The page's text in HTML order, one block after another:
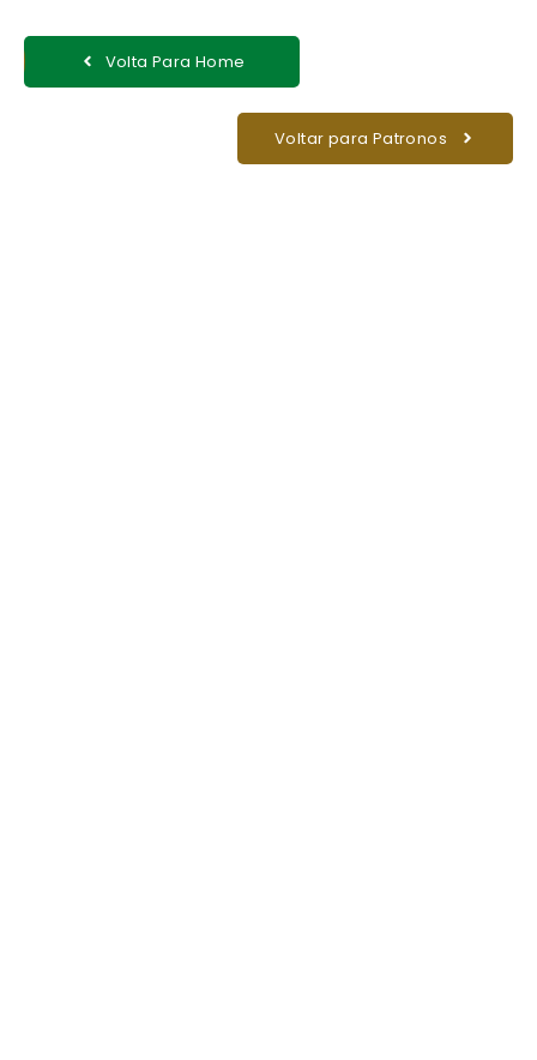
Volta Para Home
Voltar para Patronos